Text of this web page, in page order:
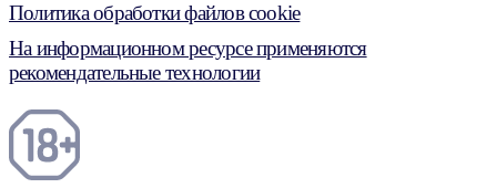
Политика обработки файлов cookie
На информационном ресурсе применяются
рекомендательные технологии